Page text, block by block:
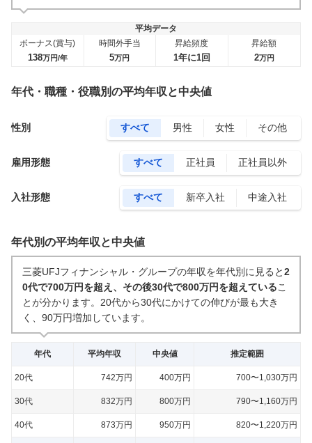
平均データ
ボーナス(賞与)
138万円/年
時間外手当
5万円
昇給頻度
1年に1回
昇給額
2万円
年代・職種・役職別の平均年収と中央値
性別 すべて 男性 女性 その他
雇用形態 すべて 正社員 正社員以外
入社形態 すべて 新卒入社 中途入社
年代別の平均年収と中央値
三菱UFJフィナンシャル・グループの年収を年代別に見ると2
0代で700万円を超え、その後30代で800万円を超えているこ
とが分かります。 20代から30代にかけての伸びが最も大き
く、90万円増加しています。
年代 平均年収 中央値 推定範囲
20代 742万円 400万円 700〜1,030万円
30代 832万円 800万円 790〜1,160万円
40代 873万円 950万円 820〜1,220万円